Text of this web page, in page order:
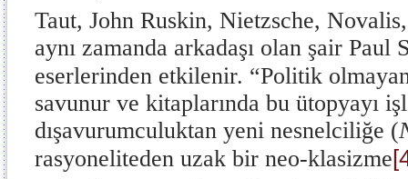
Taut, John Ruskin, Nietzsche,
aynı zamanda arkadaşı olan şair Paul
eserlerinden etkilenir. “Politik
savunur ve kitaplarında bu ütopyayı
dışavurumculuktan yeni nesnelciliğe (
rasyoneliteden uzak bir neo-klasizme